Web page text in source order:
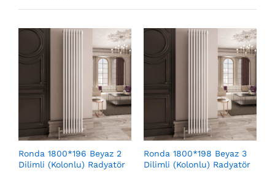
Ronda 1800*196 Beyaz 2
Dilimli (Kolonlu) Radyatör
Ronda 1800*198 Beyaz 3
Dilimli (Kolonlu) Radyatör